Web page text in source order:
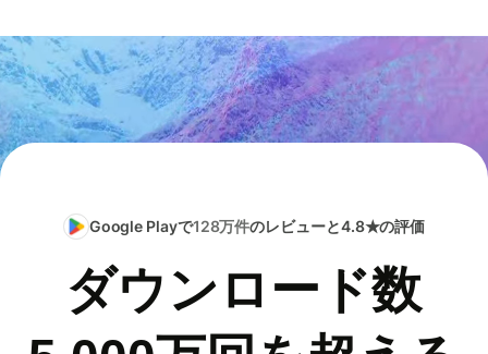
Google Playで128万件のレビューと4.8★の評価
ダウンロード数